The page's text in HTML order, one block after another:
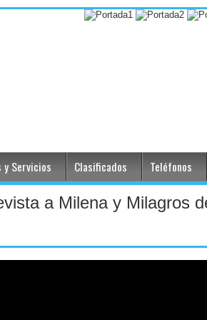
y Servicios Clasificados Teléfonos
a Milena y Milagros